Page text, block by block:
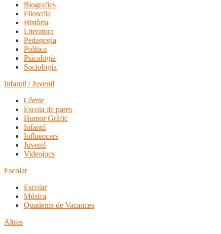
Biografies
Filosofia
Història
Literatura
Pedagogia
Política
Psicologia
Sociologia
Infantil / Juvenil
Còmic
Escola de pares
Humor Gràfic
Infantil
Influencers
Juvenil
Videojocs
Escolar
Escolar
Música
Quaderns de Vacances
Altres